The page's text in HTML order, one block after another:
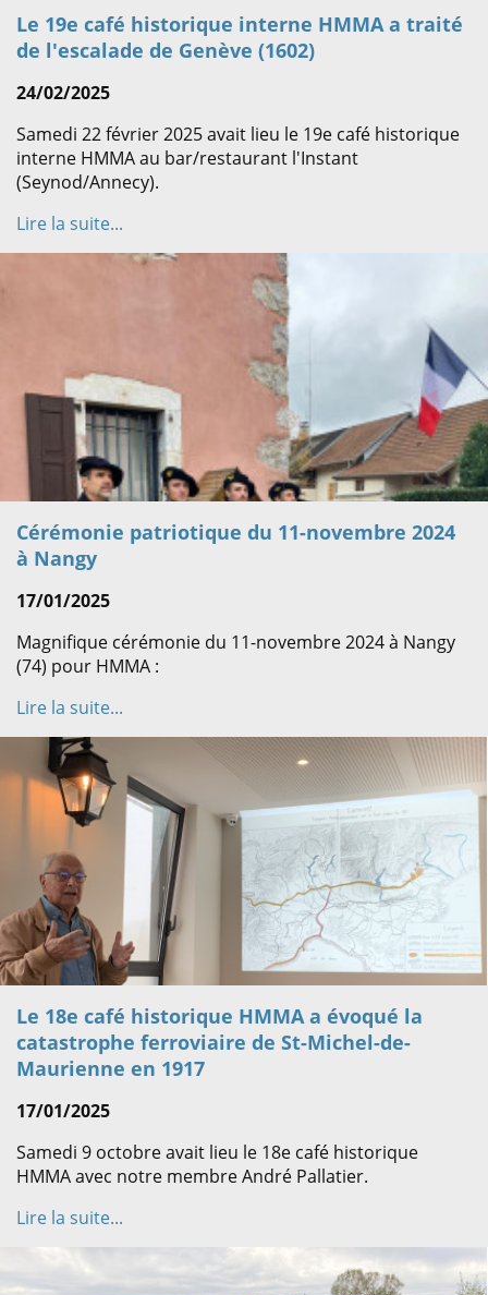
Le 19e café historique interne HMMA a traité
de l'escalade de Genève (1602)
24/02/2025
Samedi 22 février 2025 avait lieu le 19e café historique
interne HMMA au bar/restaurant l'Instant
(Seynod/Annecy).
Lire la suite...
Cérémonie patriotique du 11-novembre 2024
à Nangy
17/01/2025
Magnifique cérémonie du 11-novembre 2024 à Nangy
(74) pour HMMA :
Lire la suite...
Le 18e café historique HMMA a évoqué la
catastrophe ferroviaire de St-Michel-de-
Maurienne en 1917
17/01/2025
Samedi 9 octobre avait lieu le 18e café historique
HMMA avec notre membre André Pallatier.
Lire la suite...